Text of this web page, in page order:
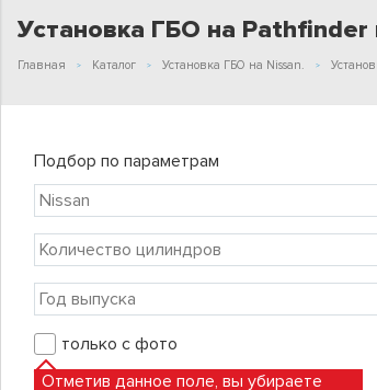
Установка ГБО на Pathfinder
Главная Каталог Установка ГБО на Nissan.
Подбор по параметрам
только с фото
Отметив данное поле, вы убираете